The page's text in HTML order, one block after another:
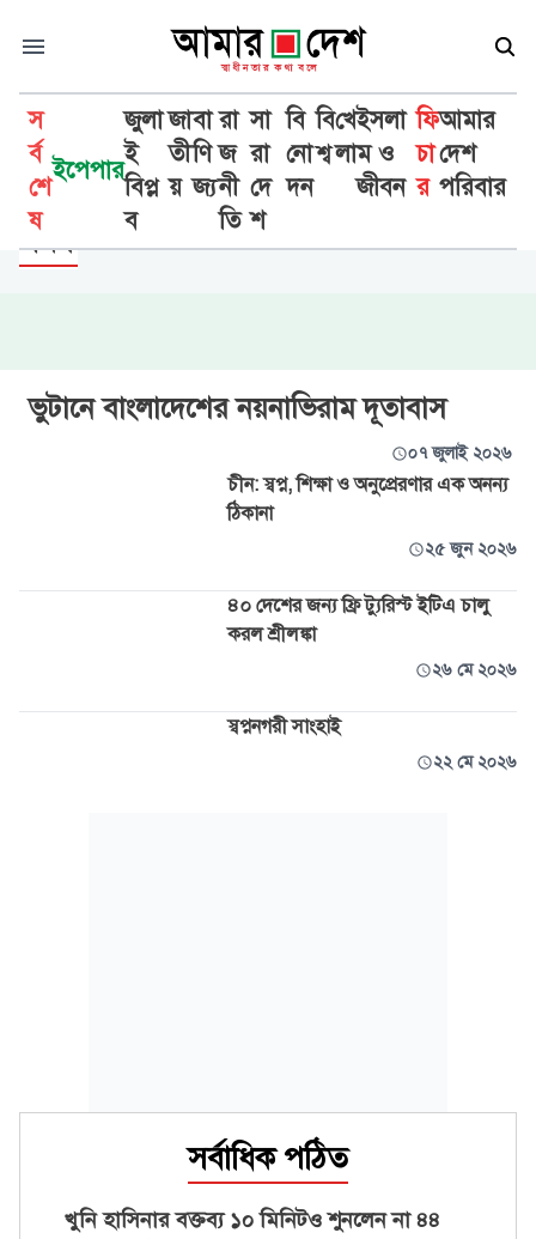
স
র্ব
শে
ষ
ইপেপার
জুলা
ই
বিপ্ল
ব
জা
তী
য়
বা
ণি
জ্য
রা
জ
নী
তি
সা
রা
দে
শ
বি
নো
দন
বি
শ্ব
খে
লা
ইসলা
ম ও
জীবন
ফি
চা
র
আমার
দেশ
পরিবার
ফিচার
ভ্রমণ
ভুটানে বাংলাদেশের নয়নাভিরাম দূতাবাস
০৭ জুলাই ২০২৬
চীন: স্বপ্ন, শিক্ষা ও অনুপ্রেরণার এক অনন্য
ঠিকানা
২৫ জুন ২০২৬
৪০ দেশের জন্য ফ্রি ট্যুরিস্ট ইটিএ চালু
করল শ্রীলঙ্কা
২৬ মে ২০২৬
স্বপ্ননগরী সাংহাই
২২ মে ২০২৬
সর্বাধিক পঠিত
খুনি হাসিনার বক্তব্য ১০ মিনিটও শুনলেন না ৪৪